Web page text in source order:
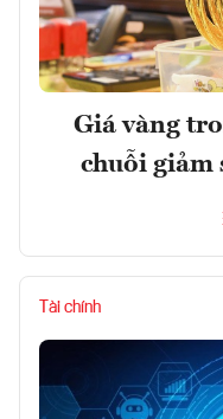
Giá vàng
chuỗi giảm
Tài chính